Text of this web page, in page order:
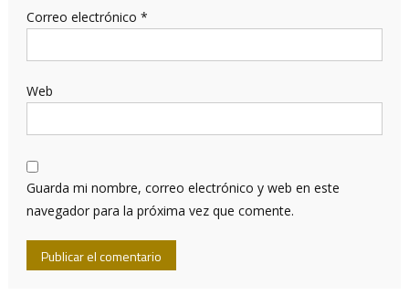
Correo electrónico *
Web
Guarda mi nombre, correo electrónico y web en este
navegador para la próxima vez que comente.